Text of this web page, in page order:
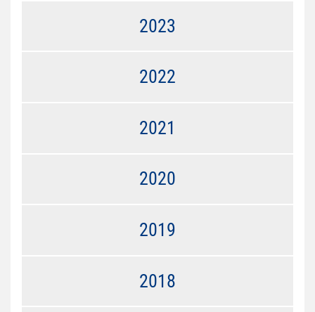
2023
2022
2021
2020
2019
2018